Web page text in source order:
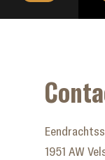
1951 AW